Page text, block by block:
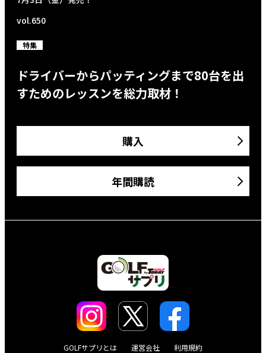
vol.650
特集
ドライバーからパッティングまで80台を出
すためのレッスンを総力取材！
購入
年間購読
GOLFサプリとは 運営会社 利用規約